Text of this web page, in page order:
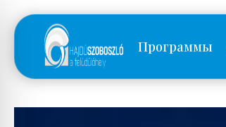
Программы